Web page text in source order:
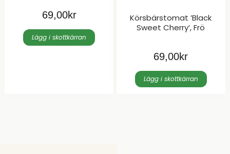
69,00kr
Lägg i skottkärran
Körsbärstomat ’Black
Sweet Cherry’, Frö
69,00kr
Lägg i skottkärran